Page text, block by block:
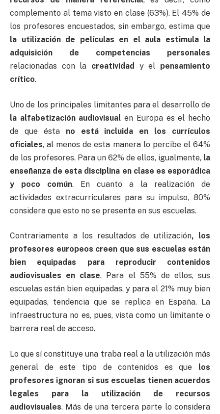
complemento al tema visto en clase (63%). El 45% de
los profesores encuestados, sin embargo, estima que
la utilización de películas en el aula estimula la
adquisición de competencias personales
relacionadas con la creatividad y el pensamiento
crítico.
Uno de los principales limitantes para el desarrollo de
la alfabetización audiovisual en Europa es el hecho
de que ésta no está incluida en los currículos
oficiales, al menos de esta manera lo percibe el 64%
de los profesores. Para un 62% de ellos, igualmente, la
enseñanza de esta disciplina en clase es esporádica
y poco común. En cuanto a la realización de
actividades extracurriculares para su impulso, 80%
considera que esto no se presenta en sus escuelas.
Contrariamente a los resultados de utilización, los
profesores europeos creen que sus escuelas están
bien equipadas para reproducir contenidos
audiovisuales en clase. Para el 55% de ellos, sus
escuelas están bien equipadas, y para el 21% muy bien
equipadas, tendencia que se replica en España. La
infraestructura no es, pues, vista como un limitante o
barrera real de acceso.
Lo que sí constituye una traba real a la utilización más
general de este tipo de contenidos es que los
profesores ignoran si sus escuelas tienen acuerdos
legales para la utilización de recursos
audiovisuales. Más de una tercera parte lo considera